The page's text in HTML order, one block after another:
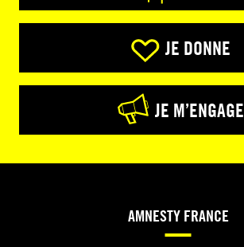
JE DONNE
JE M’ENGAGE
AMNESTY FRANCE